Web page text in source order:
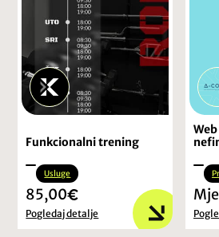
Funkcionalni trening
Usluge
85,00
Pogledaj detalje